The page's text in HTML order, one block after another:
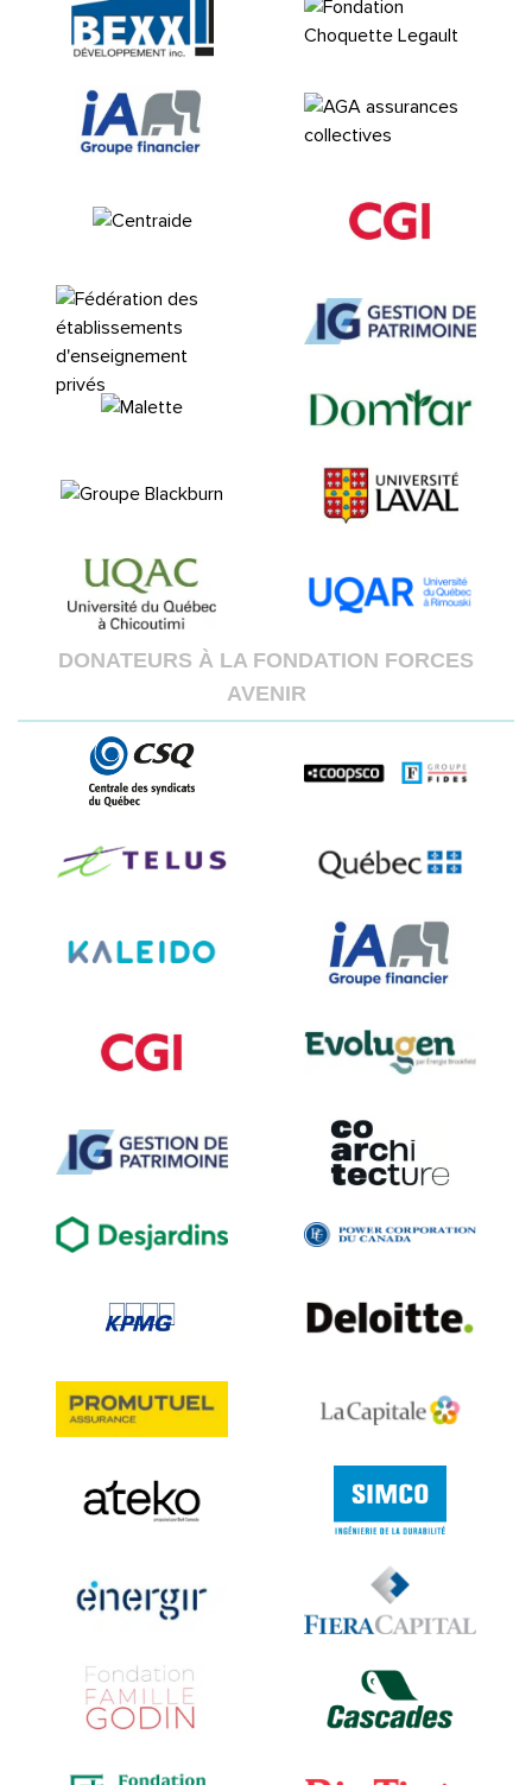
DONATEURS À LA FONDATION FORCES
AVENIR